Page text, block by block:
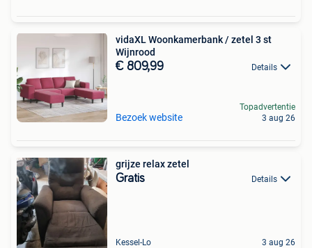
vidaXL Woonkamerbank / zetel 3 st
Wijnrood
€ 809,99 Details
Bezoek website
Topadvertentie
3 aug 26
grijze relax zetel
Gratis Details
Kessel-Lo 3 aug 26